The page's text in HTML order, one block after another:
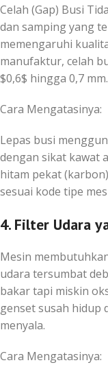
Celah (Gap) Busi
dan samping yang
memengaruhi
manufaktur, celah
$0,6$ hingga 0,7 mm.
Cara Mengatasinya:
Lepas busi
dengan sikat kawat
hitam pekat
sesuai kode tipe
4. Filter Udara
Mesin
udara tersumbat
bakar tapi miskin
genset susah hidup
menyala.
Cara Mengatasinya: